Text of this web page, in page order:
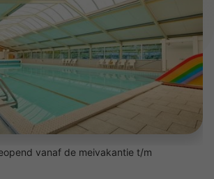
vanaf de meivakantie t/m